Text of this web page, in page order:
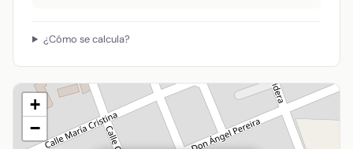
¿Cómo se calcula?
+
−